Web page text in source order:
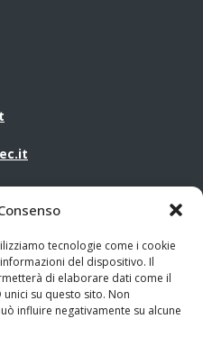
tecnologie come i cookie
del dispositivo. Il
di elaborare dati come il
su questo sito. Non
influire negativamente su alcune